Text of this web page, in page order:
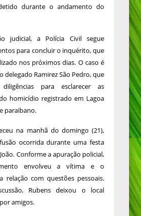
durante o andamento do
judicial, a Polícia Civil segue
para concluir o inquérito, que
nos próximos dias. O caso é
delegado Ramirez São Pedro, que
para esclarecer as
homicídio registrado em Lagoa
paraibano.
na manhã do domingo (21),
ocorrida durante uma festa
Conforme a apuração policial,
envolveu a vítima e o
relação com questões pessoais.
Rubens deixou o local
amigos.